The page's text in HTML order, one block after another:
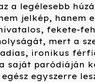
a legélesebb
jelkép, hanem
fekete-
mert a
ironikus
saját paródiáján
egyszerre